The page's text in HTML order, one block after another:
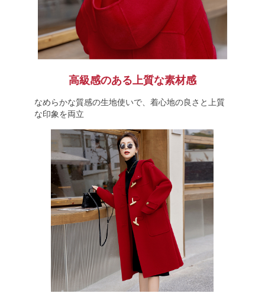
高級感のある上質な素材感
なめらかな質感の生地使いで、着心地の良さと上質
な印象を両立